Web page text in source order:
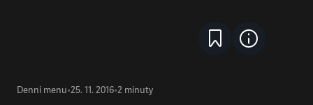
Denní menu•25. 11. 2016•2 minuty